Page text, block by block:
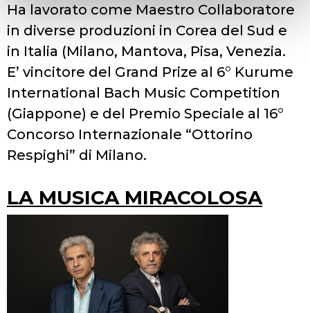
Ha lavorato come Maestro Collaboratore
in diverse produzioni in Corea del Sud e
in Italia (Milano, Mantova, Pisa, Venezia.
E’ vincitore del Grand Prize al 6° Kurume
International Bach Music Competition
(Giappone) e del Premio Speciale al 16°
Concorso Internazionale “Ottorino
Respighi” di Milano.
LA MUSICA MIRACOLOSA